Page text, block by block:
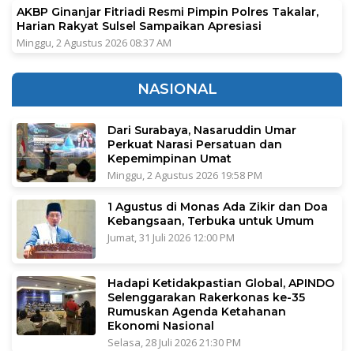
AKBP Ginanjar Fitriadi Resmi Pimpin Polres Takalar,
Harian Rakyat Sulsel Sampaikan Apresiasi
Minggu, 2 Agustus 2026 08:37 AM
NASIONAL
Dari Surabaya, Nasaruddin Umar
Perkuat Narasi Persatuan dan
Kepemimpinan Umat
Minggu, 2 Agustus 2026 19:58 PM
1 Agustus di Monas Ada Zikir dan Doa
Kebangsaan, Terbuka untuk Umum
Jumat, 31 Juli 2026 12:00 PM
Hadapi Ketidakpastian Global, APINDO
Selenggarakan Rakerkonas ke-35
Rumuskan Agenda Ketahanan
Ekonomi Nasional
Selasa, 28 Juli 2026 21:30 PM